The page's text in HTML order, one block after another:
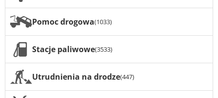
Pomoc drogowa(1033)
Stacje paliwowe(3533)
Utrudnienia na drodze(447)